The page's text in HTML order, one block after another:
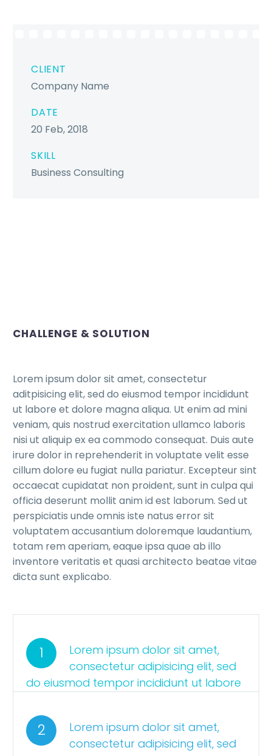
CLIENT
Company Name
DATE
20 Feb, 2018
SKILL
Business Consulting
CHALLENGE & SOLUTION
Lorem ipsum dolor sit amet, consectetur
aditpisicing elit, sed do eiusmod tempor incididunt
ut labore et dolore magna aliqua. Ut enim ad mini
veniam, quis nostrud exercitation ullamco laboris
nisi ut aliquip ex ea commodo consequat. Duis aute
irure dolor in reprehenderit in voluptate velit esse
cillum dolore eu fugiat nulla pariatur. Excepteur sint
occaecat cupidatat non proident, sunt in culpa qui
officia deserunt mollit anim id est laborum. Sed ut
perspiciatis unde omnis iste natus error sit
voluptatem accusantium doloremque laudantium,
totam rem aperiam, eaque ipsa quae ab illo
inventore veritatis et quasi architecto beatae vitae
dicta sunt explicabo.
1
Lorem ipsum dolor sit amet,
consectetur adipisicing elit, sed
do eiusmod tempor incididunt ut labore
2
Lorem ipsum dolor sit amet,
consectetur adipisicing elit, sed